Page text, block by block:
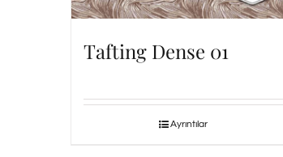
Tafting Dense 01
Ayrıntılar